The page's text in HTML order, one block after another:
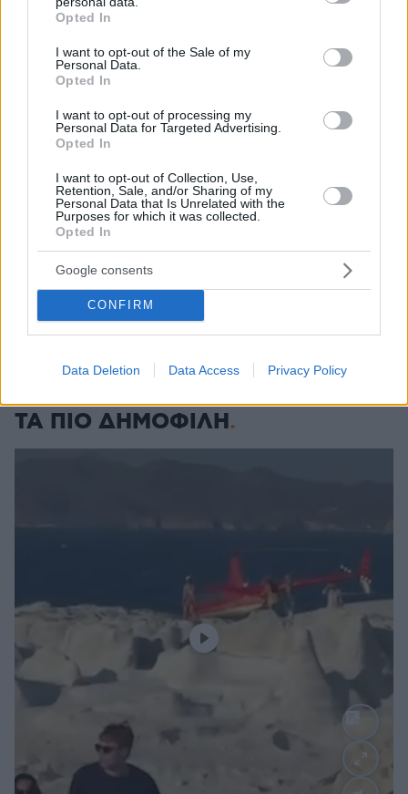
grant or deny consent to Google and its third-party tags to
use your data for below specified purposes in below Google
consent section.
Opted In
I want to opt-out of the Sale of my
Personal Data.
Opted In
I want to opt-out of processing my
Personal Data for Targeted Advertising.
Opted In
I want to opt-out of Collection, Use,
Retention, Sale, and/or Sharing of my
Personal Data that Is Unrelated with the
Purposes for which it was collected.
Opted In
Google consents
CONFIRM
Data Deletion Data Access Privacy Policy
πυρκαγιάς
Τα σνακ που προστατεύουν την καρδιά – 30 γρ. την
ημέρα αρκούν
πριν 45 λεπτά
ΠΑΥΛΟΣ ΜΑΡΙΝΑΚΗΣ
Το δημογραφικό δεν μπορεί να περιμένει
πριν μία ώρα
Κρεμμύδια για στιφάδο. Έτσι το ξεφλούδισμά τους
γίνεται παιχνιδάκι
πριν μία ώρα
Τελικά πρέπει να περιμένουμε να χωνέψουμε για να
πριν μία ώρα
ΔΕΙΤΕ ΟΛΕΣ ΤΙΣ ΕΙΔΗΣΕΙΣ
ΤΑ ΠΙΟ ΔΗΜΟΦΙΛΗ